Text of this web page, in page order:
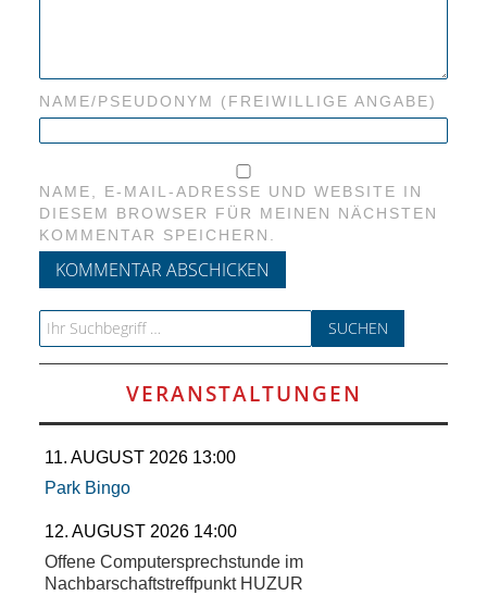
NAME/PSEUDONYM (FREIWILLIGE ANGABE)
NAME, E-MAIL-ADRESSE UND WEBSITE IN
DIESEM BROWSER FÜR MEINEN NÄCHSTEN
KOMMENTAR SPEICHERN.
Search for:
VERANSTALTUNGEN
11. AUGUST 2026 13:00
Park Bingo
12. AUGUST 2026 14:00
Offene Computersprechstunde im
Nachbarschaftstreffpunkt HUZUR